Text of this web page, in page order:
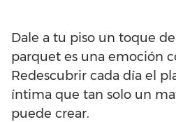
Dale a tu piso un toque
parquet es una emoción
Redescubrir cada día el
íntima que tan solo un
puede crear.